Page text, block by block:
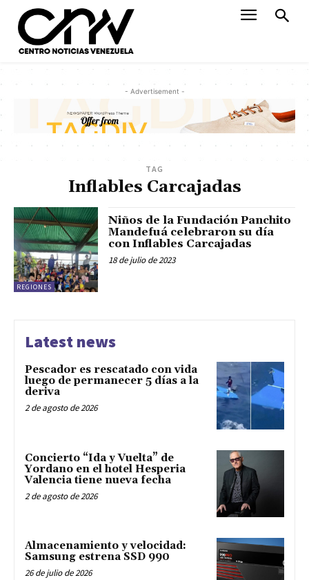
- Advertisement -
TAG
Inflables Carcajadas
REGIONES
Niños de la Fundación Panchito
Mandefuá celebraron su día
con Inflables Carcajadas
18 de julio de 2023
Latest news
Pescador es rescatado con vida
luego de permanecer 5 días a la
deriva
2 de agosto de 2026
Concierto “Ida y Vuelta” de
Yordano en el hotel Hesperia
Valencia tiene nueva fecha
2 de agosto de 2026
Almacenamiento y velocidad:
Samsung estrena SSD 990
26 de julio de 2026